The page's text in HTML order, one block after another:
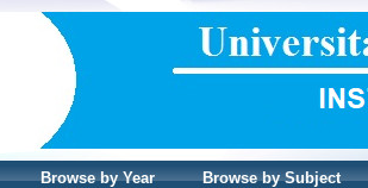
Browse by Year Browse by Subject